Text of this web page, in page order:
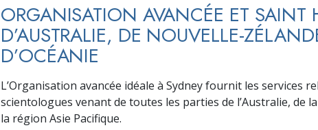
ORGANISATION AVANCÉE ET SAINT
D’AUSTRALIE, DE NOUVELLE-
D’OCÉANIE
L’Organisation avancée idéale à Sydney fournit les services
scientologues venant de toutes les parties de l’Australie, de
la région Asie Pacifique.